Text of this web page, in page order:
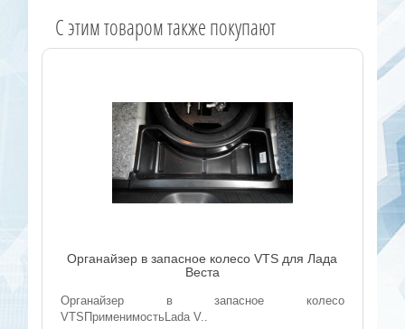
C этим товаром также покупают
Органайзер в запасное колесо VTS для Лада
Веста
Органайзер в запасное колесо
VTSПрименимостьLada V..